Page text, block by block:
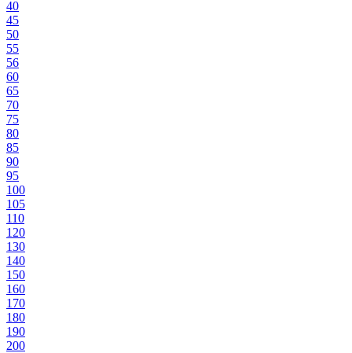
40
45
50
55
56
60
65
70
75
80
85
90
95
100
105
110
120
130
140
150
160
170
180
190
200